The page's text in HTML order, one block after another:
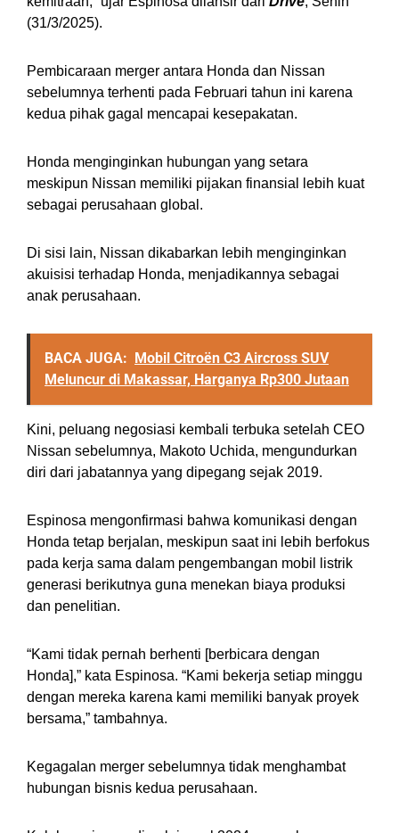
(31/3/2025).
Pembicaraan merger antara Honda dan Nissan
sebelumnya terhenti pada Februari tahun ini karena
kedua pihak gagal mencapai kesepakatan.
Honda menginginkan hubungan yang setara
meskipun Nissan memiliki pijakan finansial lebih kuat
sebagai perusahaan global.
Di sisi lain, Nissan dikabarkan lebih menginginkan
akuisisi terhadap Honda, menjadikannya sebagai
anak perusahaan.
BACA JUGA: Mobil Citroën C3 Aircross SUV
Meluncur di Makassar, Harganya Rp300 Jutaan
Kini, peluang negosiasi kembali terbuka setelah CEO
Nissan sebelumnya, Makoto Uchida, mengundurkan
diri dari jabatannya yang dipegang sejak 2019.
Espinosa mengonfirmasi bahwa komunikasi dengan
Honda tetap berjalan, meskipun saat ini lebih berfokus
pada kerja sama dalam pengembangan mobil listrik
generasi berikutnya guna menekan biaya produksi
dan penelitian.
“Kami tidak pernah berhenti [berbicara dengan
Honda],” kata Espinosa. “Kami bekerja setiap minggu
dengan mereka karena kami memiliki banyak proyek
bersama,” tambahnya.
Kegagalan merger sebelumnya tidak menghambat
hubungan bisnis kedua perusahaan.